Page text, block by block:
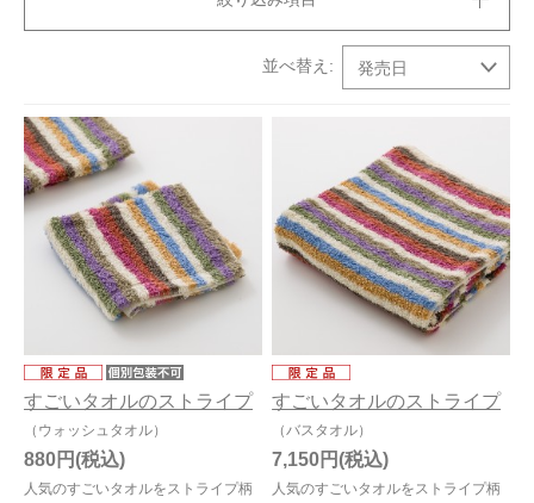
今治タオルについて
会員サービス
店舗リスト
ヘルプ
規約
大量購入・法人向けの購入の方は
お問い合わせ
すごいタオルのストライプ
（ウォッシュタオル）
人気のすごいタオルをストライプ柄
880円
すごいタオルのストライプ
（バスタオル）
人気のすごいタオルをストライプ柄
7,150円